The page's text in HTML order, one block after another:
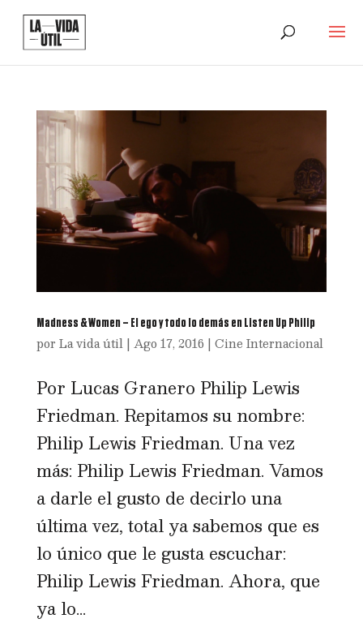
Madness & Women – El ego y todo lo demás en Listen Up Philip
por La vida útil| Ago 17, 2016 | Cine Internacional
Por Lucas Granero Philip Lewis
Friedman. Repitamos su nombre:
Philip Lewis Friedman. Una vez
más: Philip Lewis Friedman. Vamos
a darle el gusto de decirlo una
última vez, total ya sabemos que es
lo único que le gusta escuchar:
Philip Lewis Friedman. Ahora, que
ya lo...